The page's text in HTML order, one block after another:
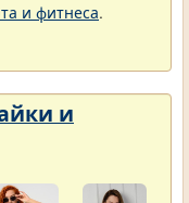
и фитнеса.
и